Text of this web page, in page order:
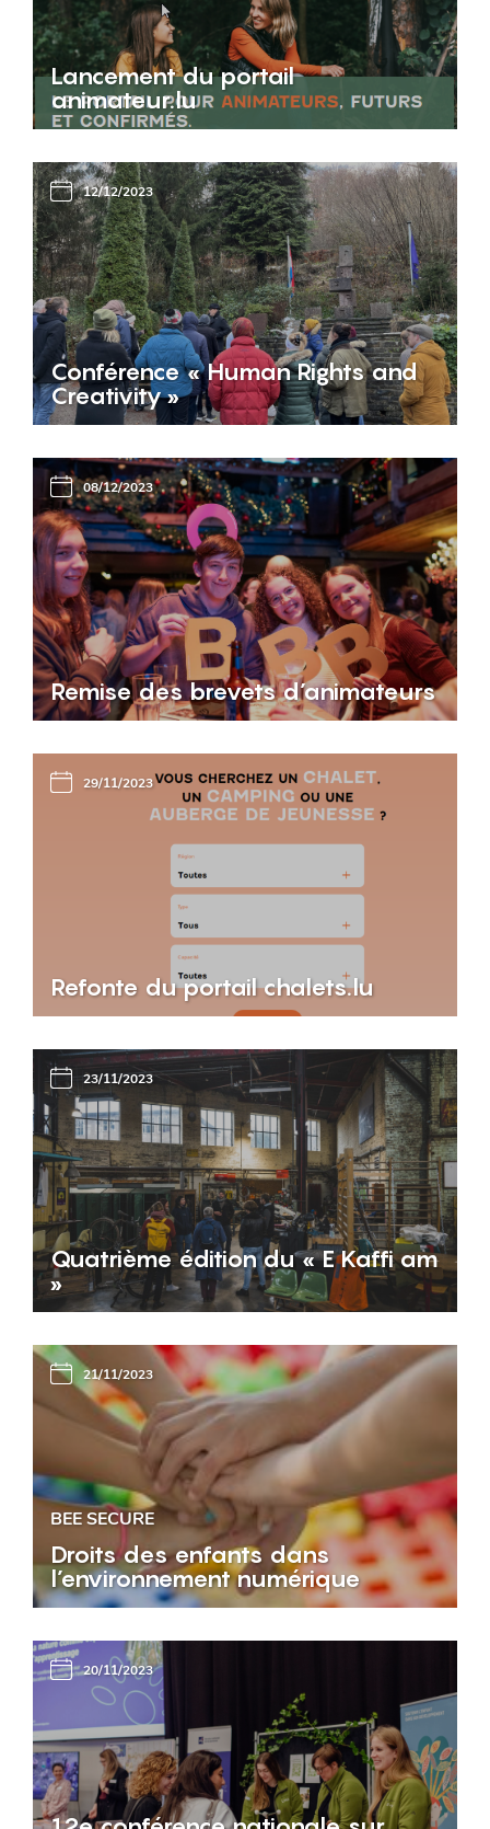
Lancement du portail
animateur.lu
12/12/2023
Conférence « Human Rights and
Creativity »
08/12/2023
Remise des brevets d’animateurs
29/11/2023
Refonte du portail chalets.lu
23/11/2023
Quatrième édition du « E Kaffi am
»
21/11/2023
BEE SECURE
Droits des enfants dans
l’environnement numérique
20/11/2023